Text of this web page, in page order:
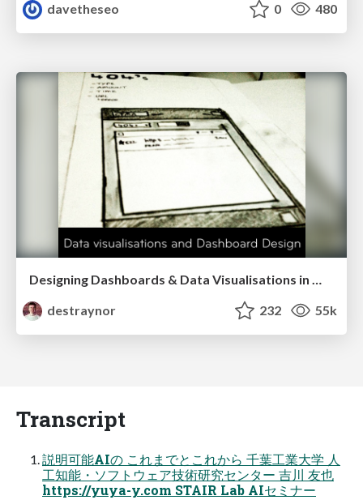
davetheseo
0 480
Designing Dashboards & Data Visualisations in Web Apps
destraynor
232 55k
Transcript
説明可能AIの これまでとこれから 千葉⼯業⼤学 ⼈
⼯知能・ソフトウェア技術研究センター 吉川 友也
https://yuya-y.com STAIR Lab AIセミナー